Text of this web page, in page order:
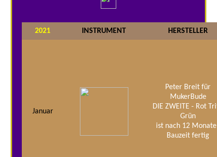
2021 INSTRUMENT HERSTELLER
Januar
Peter Breit für
MukerBude
DIE ZWEITE - Rot
Grün
ist nach 12
Bauzeit fertig